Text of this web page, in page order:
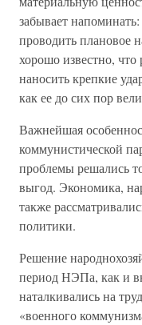
забывает
проводить плановое
хорошо известно,
наносить крепкие
как ее до сих пор
Важнейшая
коммунистической
проблемы решались
выгод. Экономика,
также
политики.
Решение
период НЭПа, как и
наталкивались на
«военного